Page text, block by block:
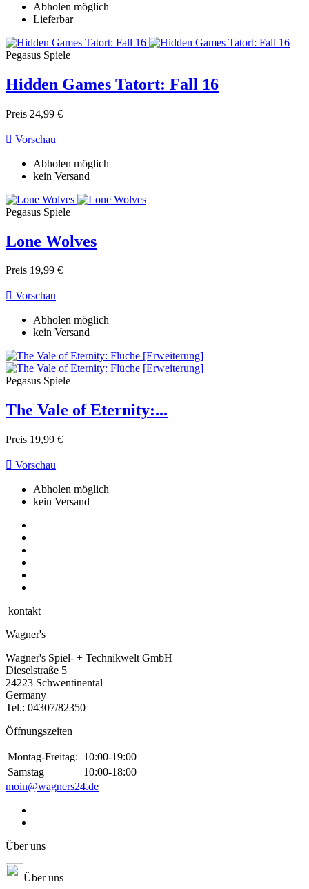
Abholen möglich
Lieferbar
Pegasus Spiele
Hidden Games Tatort: Fall 16
Preis 24,99 €
 Vorschau
Abholen möglich
kein Versand
Pegasus Spiele
Lone Wolves
Preis 19,99 €
 Vorschau
Abholen möglich
kein Versand
Pegasus Spiele
The Vale of Eternity:...
Preis 19,99 €
 Vorschau
Abholen möglich
kein Versand
kontakt
Wagner's
Wagner's Spiel- + Technikwelt GmbH
Dieselstraße 5
24223 Schwentinental
Germany
Tel.: 04307/82350
Öffnungszeiten
Montag-Freitag: 10:00-19:00
Samstag
10:00-18:00
moin@wagners24.de
Über uns
Über uns